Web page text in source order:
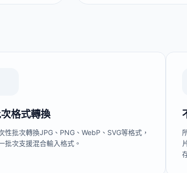
格式轉換
性批次轉換JPG、PNG、WebP、SVG等格式，
批次支援混合輸入格式。